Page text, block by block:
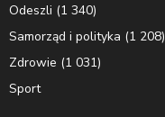
Odeszli (1 340)
Samorząd i polityka (1 208)
Zdrowie (1 031)
Sport